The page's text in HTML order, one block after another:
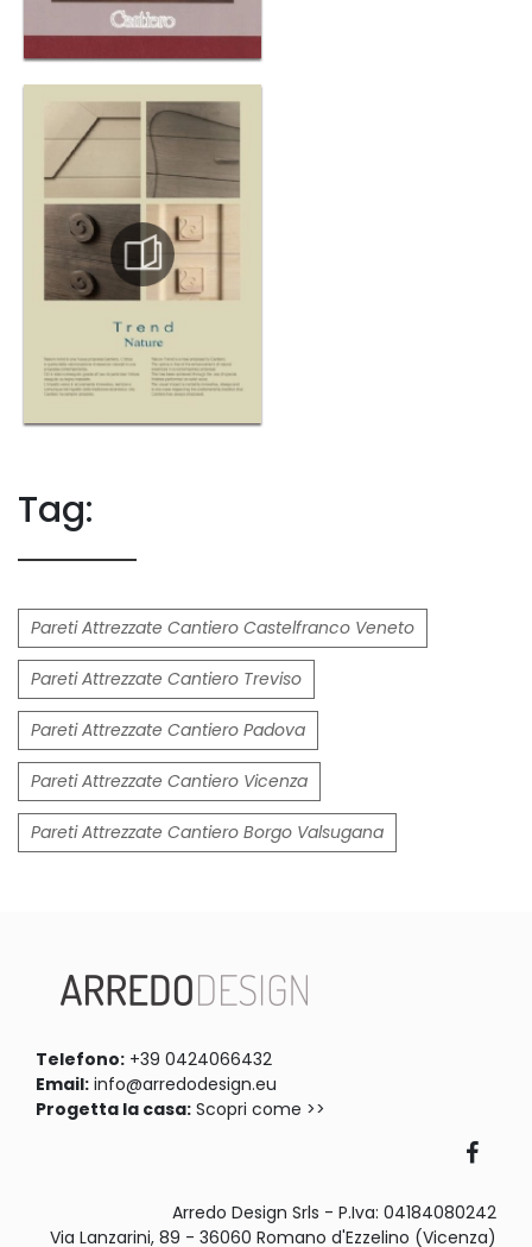
Tag:
Pareti Attrezzate Cantiero Castelfranco Veneto
Pareti Attrezzate Cantiero Treviso
Pareti Attrezzate Cantiero Padova
Pareti Attrezzate Cantiero Vicenza
Pareti Attrezzate Cantiero Borgo Valsugana
Telefono: +39 0424066432
Email: info@arredodesign.eu
Progetta la casa: Scopri come >>
Arredo Design Srls - P.Iva: 04184080242
Via Lanzarini, 89 - 36060 Romano d'Ezzelino (Vicenza)